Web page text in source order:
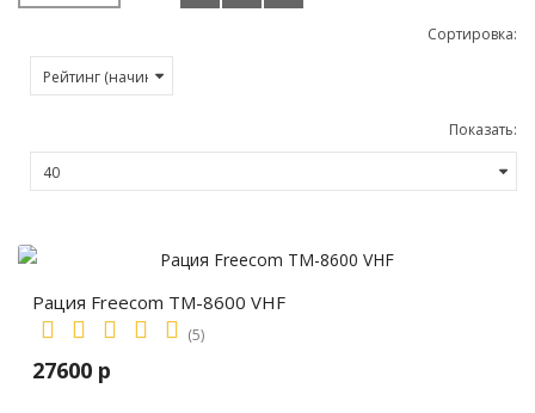
Сортировка:
Показать:
Рация Freecom TM-8600 VHF
(5)
27600 р